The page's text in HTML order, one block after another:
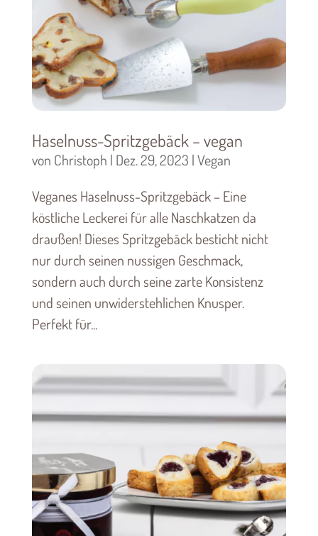
Haselnuss-Spritzgebäck – vegan
von Christoph | Dez. 29, 2023 |Vegan
Veganes Haselnuss-Spritzgebäck – Eine
köstliche Leckerei für alle Naschkatzen da
draußen! Dieses Spritzgebäck besticht nicht
nur durch seinen nussigen Geschmack,
sondern auch durch seine zarte Konsistenz
und seinen unwiderstehlichen Knusper.
Perfekt für...